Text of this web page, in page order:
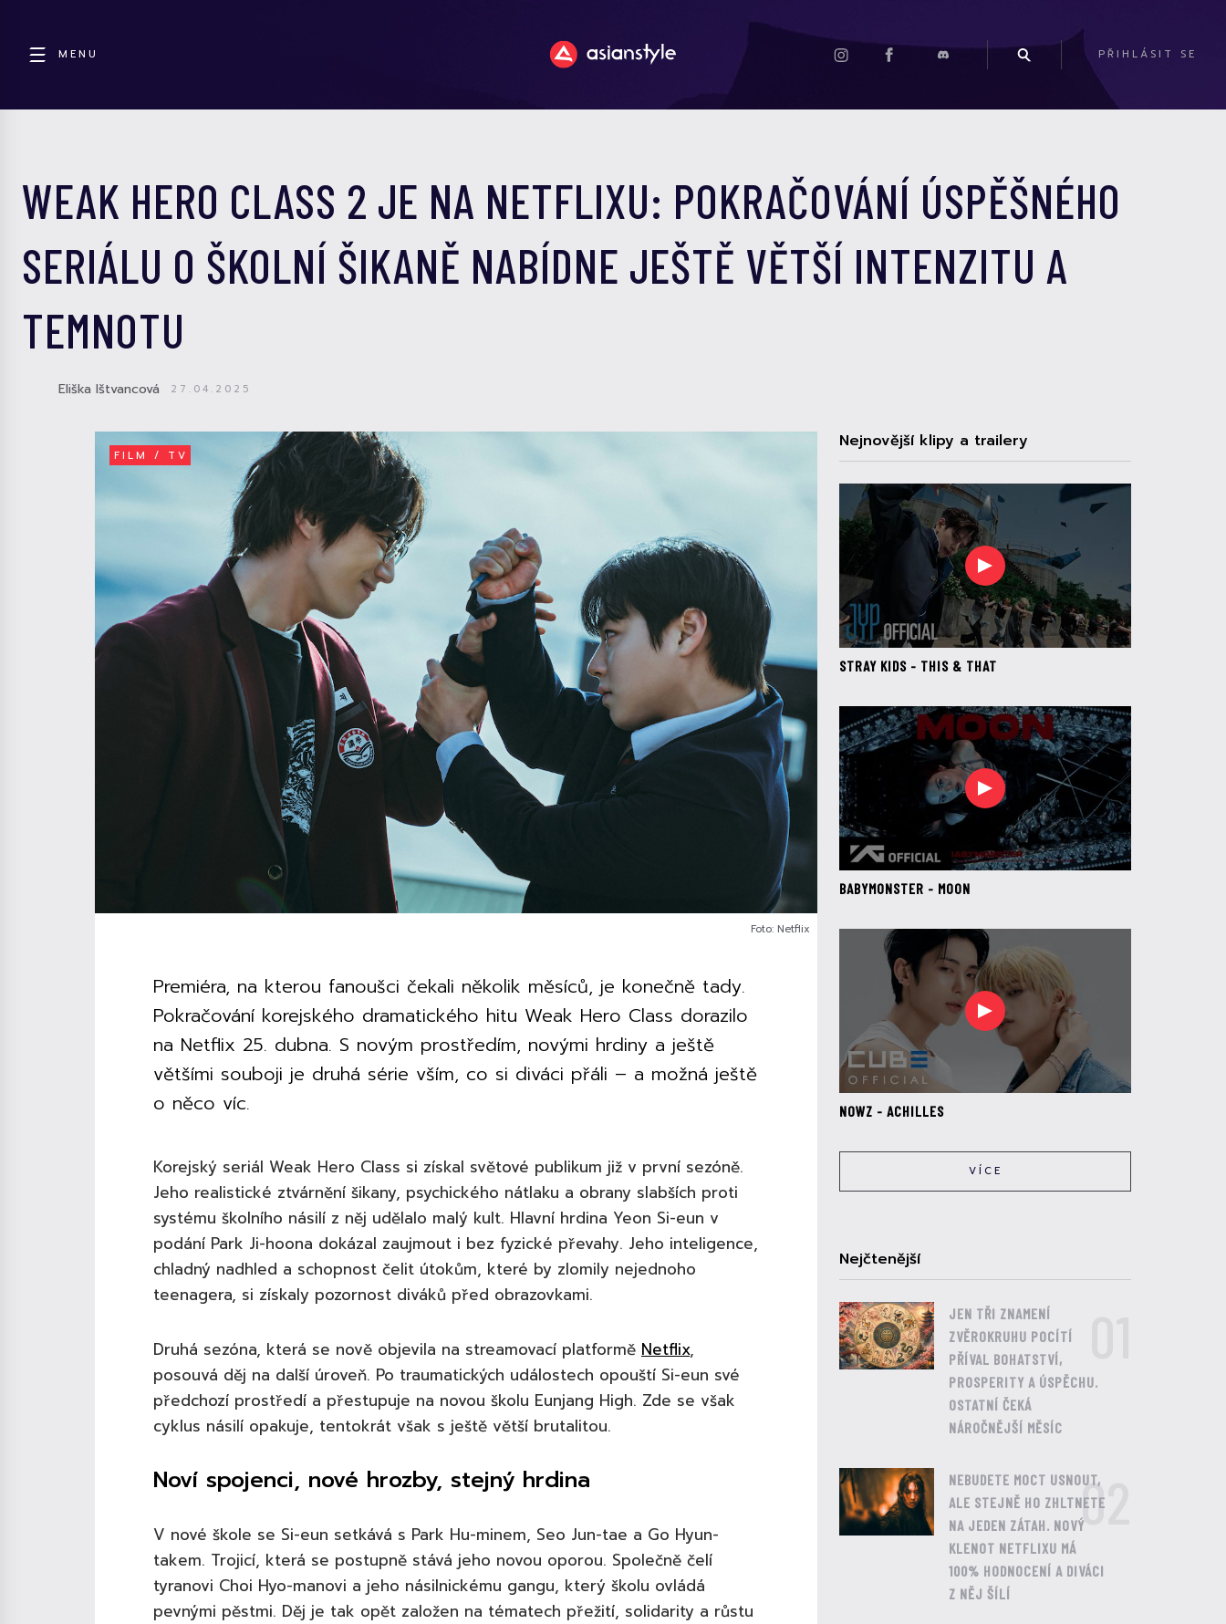
MENU PŘIHLÁSIT SE
WEAK HERO CLASS 2 JE NA NETFLIXU: POKRAČOVÁNÍ ÚSPĚŠNÉHO
SERIÁLU O ŠKOLNÍ ŠIKANĚ NABÍDNE JEŠTĚ VĚTŠÍ INTENZITU A
TEMNOTU
Eliška Ištvancová 27.04.2025
FILM / TV
Foto: Netflix
Premiéra, na kterou fanoušci čekali několik měsíců, je konečně tady.
Pokračování korejského dramatického hitu Weak Hero Class dorazilo
na Netflix 25. dubna. S novým prostředím, novými hrdiny a ještě
většími souboji je druhá série vším, co si diváci přáli – a možná ještě
o něco víc.
Korejský seriál Weak Hero Class si získal světové publikum již v první sezóně.
Jeho realistické ztvárnění šikany, psychického nátlaku a obrany slabších proti
systému školního násilí z něj udělalo malý kult. Hlavní hrdina Yeon Si-eun v
podání Park Ji-hoona dokázal zaujmout i bez fyzické převahy. Jeho inteligence,
chladný nadhled a schopnost čelit útokům, které by zlomily nejednoho
teenagera, si získaly pozornost diváků před obrazovkami.
Druhá sezóna, která se nově objevila na streamovací platformě Netflix,
posouvá děj na další úroveň. Po traumatických událostech opouští Si-eun své
předchozí prostředí a přestupuje na novou školu Eunjang High. Zde se však
cyklus násilí opakuje, tentokrát však s ještě větší brutalitou.
Noví spojenci, nové hrozby, stejný hrdina
V nové škole se Si-eun setkává s Park Hu-minem, Seo Jun-tae a Go Hyun-
takem. Trojicí, která se postupně stává jeho novou oporou. Společně čelí
tyranovi Choi Hyo-manovi a jeho násilnickému gangu, který školu ovládá
pevnými pěstmi. Děj je tak opět založen na tématech přežití, solidarity a růstu
Nejnovější klipy a trailery
STRAY KIDS - THIS & THAT
BABYMONSTER - MOON
NOWZ - ACHILLES
VÍCE
Nejčtenější
JEN TŘI ZNAMENÍ
ZVĚROKRUHU POCÍTÍ
PŘÍVAL BOHATSTVÍ,
PROSPERITY A ÚSPĚCHU.
OSTATNÍ ČEKÁ
NÁROČNĚJŠÍ MĚSÍC
NEBUDETE MOCT USNOUT,
ALE STEJNĚ HO ZHLTNETE
NA JEDEN ZÁTAH. NOVÝ
KLENOT NETFLIXU MÁ
100% HODNOCENÍ A DIVÁCI
Z NĚJ ŠÍLÍ
02